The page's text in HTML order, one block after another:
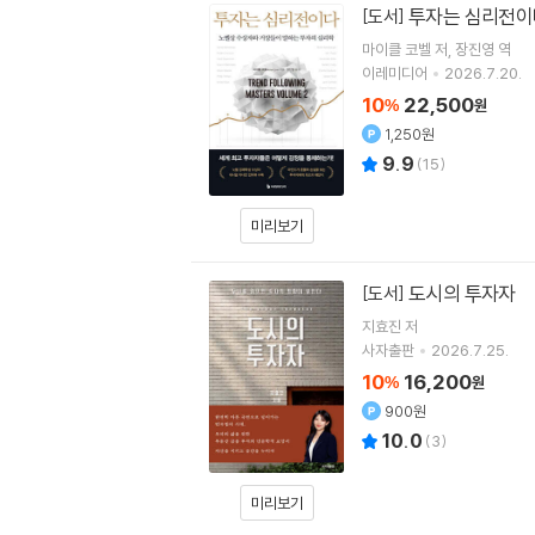
미리보기
[도서] 투자는 심리전
마이클 코벨 저 장진영 역
이레미디어
2026.7.20.
10% 22,500원
1,250원
9.9 (15)
미리보기
[도서] 도시의 투자자
지효진 저
사자출판
2026.7.25.
10% 16,200원
900원
10.0 (3)